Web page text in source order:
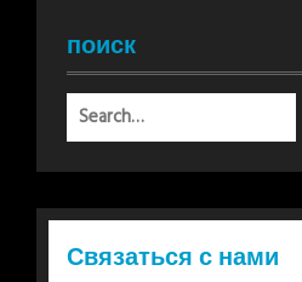
поиск
Связаться с нами